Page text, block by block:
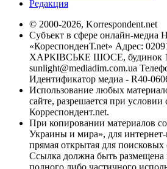
Редакция
© 2000-2026, Korrespondent.net
Субъект в сфере онлайн-медиа
«КореспонденТ.net» Адрес:
ХАРКІВСЬКЕ ШОСЕ, будинок
sunlight@mediadim.com.ua
Идентификатор медиа - R40-
Использование любых
сайте, разрешается при условии
Корреспондент.net.
При копировании материалов
Украины и мира», для интернет-
прямая открытая для поисковых
Ссылка должна быть размещена